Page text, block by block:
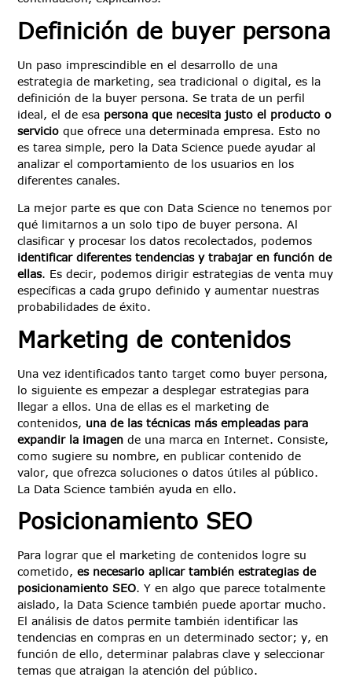
Definición de buyer persona
Un paso imprescindible en el desarrollo de una
estrategia de marketing, sea tradicional o digital, es la
definición de la buyer persona. Se trata de un perfil
ideal, el de esa persona que necesita justo el producto o
servicio que ofrece una determinada empresa. Esto no
es tarea simple, pero la Data Science puede ayudar al
analizar el comportamiento de los usuarios en los
diferentes canales.
La mejor parte es que con Data Science no tenemos por
qué limitarnos a un solo tipo de buyer persona. Al
clasificar y procesar los datos recolectados, podemos
identificar diferentes tendencias y trabajar en función de
ellas. Es decir, podemos dirigir estrategias de venta muy
específicas a cada grupo definido y aumentar nuestras
probabilidades de éxito.
Marketing de contenidos
Una vez identificados tanto target como buyer persona,
lo siguiente es empezar a desplegar estrategias para
llegar a ellos. Una de ellas es el marketing de
contenidos, una de las técnicas más empleadas para
expandir la imagen de una marca en Internet. Consiste,
como sugiere su nombre, en publicar contenido de
valor, que ofrezca soluciones o datos útiles al público.
La Data Science también ayuda en ello.
Posicionamiento SEO
Para lograr que el marketing de contenidos logre su
cometido,es necesario aplicar también estrategias de
posicionamiento SEO. Y en algo que parece totalmente
aislado, la Data Science también puede aportar mucho.
El análisis de datos permite también identificar las
tendencias en compras en un determinado sector; y, en
función de ello, determinar palabras clave y seleccionar
temas que atraigan la atención del público.